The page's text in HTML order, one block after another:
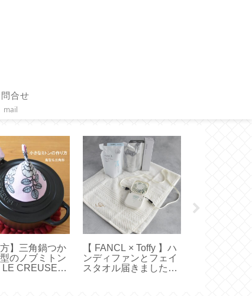
合せ
mail
グインバッグ】
ちょうどいい
ステルでシンプ
【 Diptyque 】お誕生
日限定特典キャンドル
届きました【 Figuier